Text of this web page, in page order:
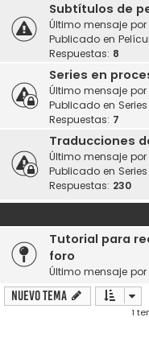
Subtítulos de
Último mensaje por
Publicado en
Respuestas: 8
Series en
Último mensaje por
Publicado en Series
Respuestas: 7
Traducciones
Último mensaje por
Publicado en Series
Respuestas: 230
Tutorial para
foro
Último mensaje por
Nuevo Tema
1